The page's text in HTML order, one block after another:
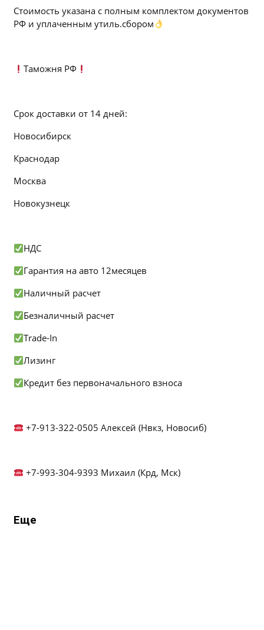
Стоимость указана с полным комплектом документов
РФ и уплаченным утиль.сбором
Таможня РФ
Срок доставки от 14 дней:
Новосибирск
Краснодар
Москва
Новокузнецк
НДС
Гарантия на авто 12месяцев
Наличный расчет
Безналичный расчет
Trade-In
Лизинг
Кредит без первоначального взноса
+7-913-322-0505 Алексей (Нвкз, Новосиб)
+7-993-304-9393 Михаил (Крд, Мск)
Еще